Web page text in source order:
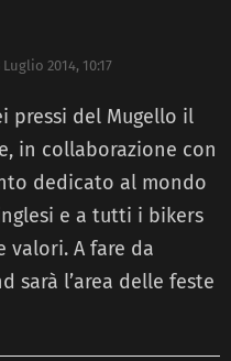
Luglio 2014, 10:17
pressi del Mugello il
in collaborazione con
dedicato al mondo
e a tutti i bikers
valori. A fare da
sarà l’area delle feste